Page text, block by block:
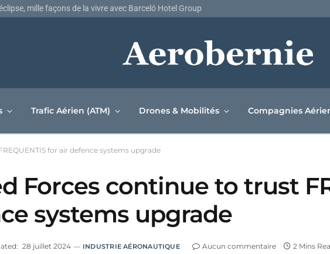
mille façons de la vivre avec Barceló Hotel Group
Trafic Aérien (ATM) Drones & Mobilités Compagnies
for air defence systems upgrade
Forces continue to trust
systems upgrade
28 juillet 2024 INDUSTRIE AÉRONAUTIQUE Aucun commentaire 2 Mins